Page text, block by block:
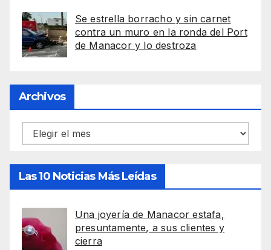
Se estrella borracho y sin carnet
contra un muro en la ronda del Port
de Manacor y lo destroza
Archivos
Archivos
Las 10 Noticias Más Leídas
Una joyería de Manacor estafa,
presuntamente, a sus clientes y
cierra